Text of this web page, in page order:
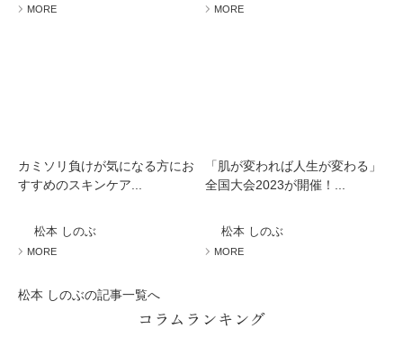
MORE MORE
カミソリ負けが気になる方にお
すすめのスキンケア...
松本 しのぶ
MORE
「肌が変われば人生が変わる」
全国大会2023が開催！...
松本 しのぶ
MORE
松本 しのぶの記事一覧へ
コラムランキング